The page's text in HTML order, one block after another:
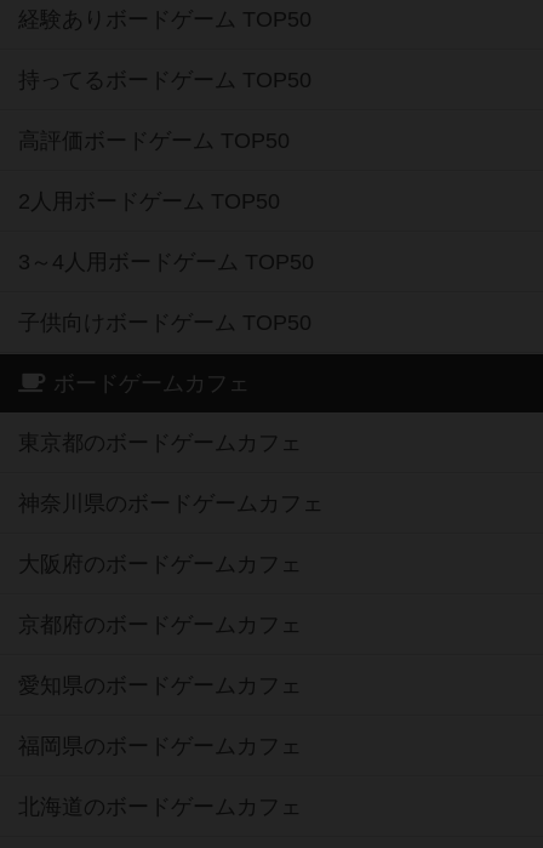
経験ありボードゲーム TOP50
持ってるボードゲーム TOP50
高評価ボードゲーム TOP50
2人用ボードゲーム TOP50
3～4人用ボードゲーム TOP50
子供向けボードゲーム TOP50
ボードゲームカフェ
東京都のボードゲームカフェ
神奈川県のボードゲームカフェ
大阪府のボードゲームカフェ
京都府のボードゲームカフェ
愛知県のボードゲームカフェ
福岡県のボードゲームカフェ
北海道のボードゲームカフェ